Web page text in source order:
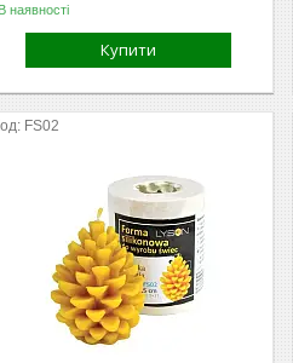
В наявності
Купити
FS02